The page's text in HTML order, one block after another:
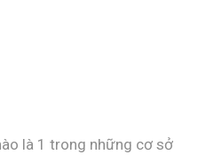
là 1 trong những cơ sở